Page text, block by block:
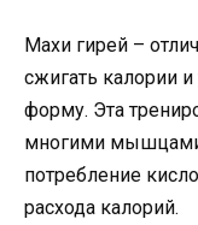
Махи гирей –
сжигать калории
форму. Эта
многими мышцами
потребление
расхода калорий.